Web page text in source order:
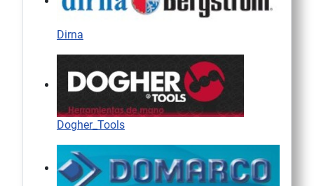
Dirna
Dogher_Tools